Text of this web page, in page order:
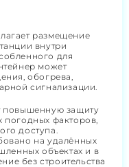
размещение
внутри
для
может
обогрева,
сигнализации.
повышенную защиту
погодных факторов,
доступа.
на удалённых
объектах и в
без строительства